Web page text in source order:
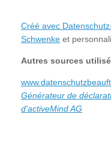
Créé avec
Schwenke et
Autres sources
Générateur de
d'activeMind AG